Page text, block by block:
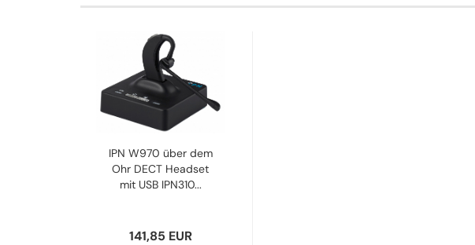
IPN W970 über dem
Ohr DECT Headset
mit USB IPN310...
141,85 EUR